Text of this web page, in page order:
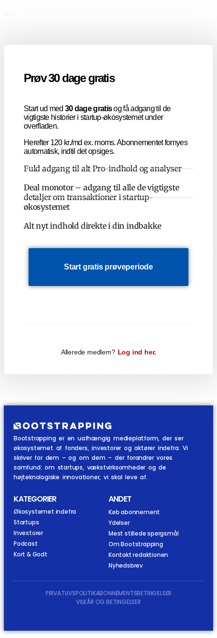
…
Prøv 30 dage gratis
Start ud med 30 dage gratisog få adgang til de
vigtigste historier i startup-økosystemet under
overfladen.
Herefter 120 kr./md ex. moms. Abonnementet fornyes
automatisk, indtil det opsiges.
Fuld adgang til alt Pro-indhold og analyser
Deal monotor – adgang til alle de vigtigste
detaljer om transaktioner i startup-
økosystemet
Alt nyt indhold direkte i din indbakke
Start gratis prøveperiode
Allerede medlem? Log ind her.
Bootstrapping er en uafhængig medieplatform, der ser
økosystemet af fonders, investorer og aktører indefra. Vi
skriver for dem – og om dem – der forandrer vores
samfund: om startups, vækstvirksomheder og de
højteknologiske innovationer, vi skal leve af.
KATEGORIER
Økosystemet indefra
Startups
Investorer
Podcast
Kort & Godt
ANDET
Køb abonnement
Ydelser
Mest stillede spørgsmål
Om Bootstrapping
Kontakt redaktionen
Nyhedsbrev
PRIVATLIVSPOLITIKABONNEMENTSBETINGELSER
VILKÅR OG BETINGELSER